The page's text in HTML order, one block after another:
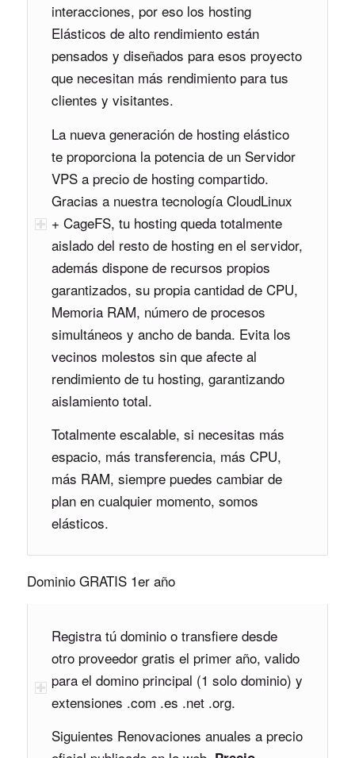
interacciones, por eso los hosting
Elásticos de alto rendimiento están
pensados y diseñados para esos proyecto
que necesitan más rendimiento para tus
clientes y visitantes.
La nueva generación de hosting elástico
te proporciona la potencia de un Servidor
VPS a precio de hosting compartido.
Gracias a nuestra tecnología CloudLinux
+ CageFS, tu hosting queda totalmente
aislado del resto de hosting en el servidor,
además dispone de recursos propios
garantizados, su propia cantidad de CPU,
Memoria RAM, número de procesos
simultáneos y ancho de banda. Evita los
vecinos molestos sin que afecte al
rendimiento de tu hosting, garantizando
aislamiento total.
Totalmente escalable, si necesitas más
espacio, más transferencia, más CPU,
más RAM, siempre puedes cambiar de
plan en cualquier momento, somos
elásticos.
Dominio GRATIS 1er año
Registra tú dominio o transfiere desde
otro proveedor gratis el primer año, valido
para el domino principal (1 solo dominio) y
extensiones .com .es .net .org.
Siguientes Renovaciones anuales a precio